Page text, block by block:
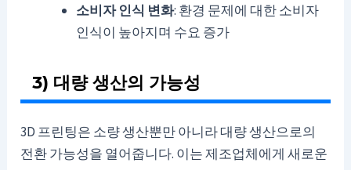
소비자 인식 변화: 환경 문제에 대한 소비자
인식이 높아지며 수요 증가
3) 대량 생산의 가능성
3D 프린팅은 소량 생산뿐만 아니라 대량 생산으로의
전환 가능성을 열어줍니다. 이는 제조업체에게 새로운